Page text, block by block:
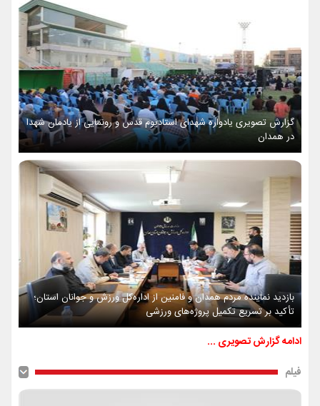
گزارش تصویری یادواره شهدای استادیوم قدس و رونمایی از یادمان شهدا
در همدان
بازدید نماینده مردم همدان و فامنین از اداره‌کل ورزش و جوانان استان؛
تأکید بر تسریع تکمیل پروژه‌های ورزشی
ادامه گزارش تصویری ...
فیلم